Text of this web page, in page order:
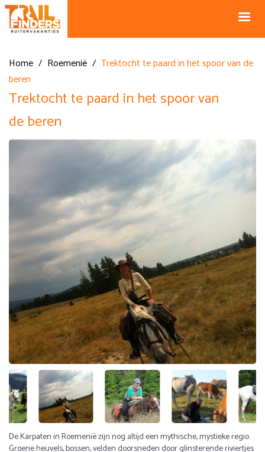
Home / Roemenië / Trektocht te paard in het spoor van de
beren
Trektocht te paard in het spoor van
de beren
De Karpaten in Roemenië zijn nog altijd een mythische, mystieke regio.
Groene heuvels, bossen, velden doorsneden door glinsterende riviertjes